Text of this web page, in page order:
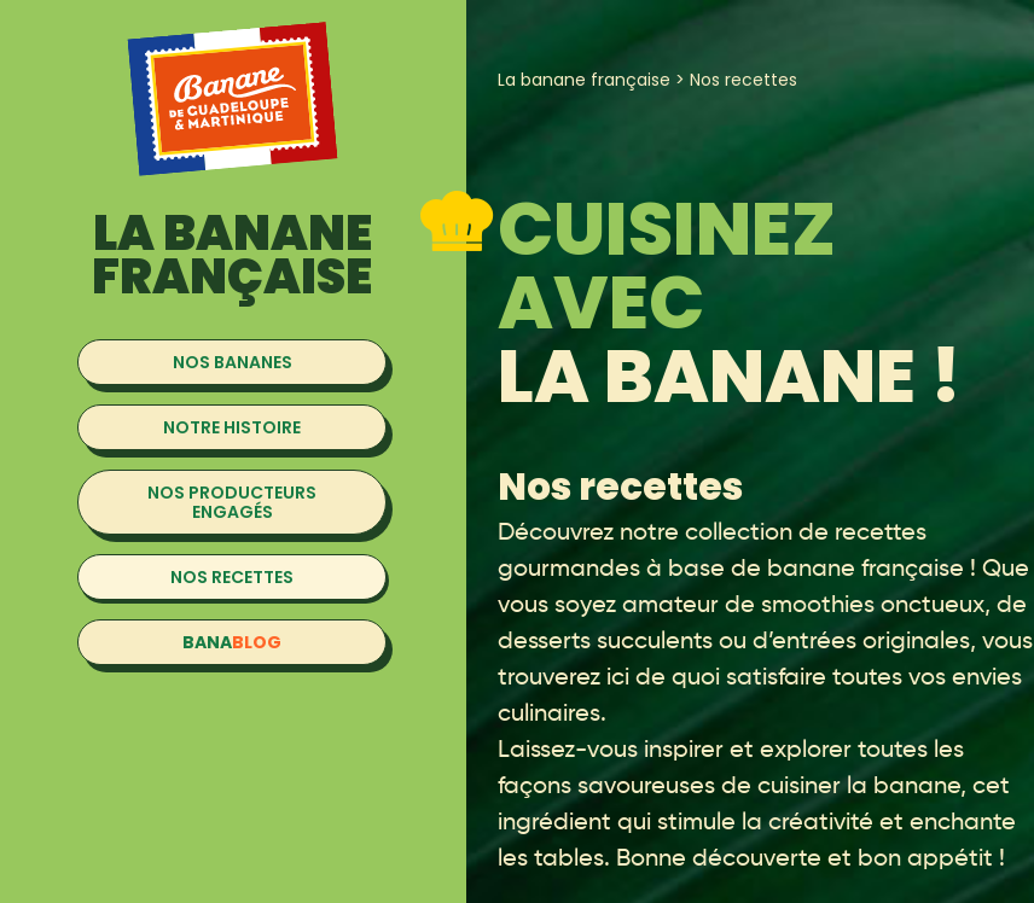
LA BANANE
FRANÇAISE
NOS BANANES
NOTRE HISTOIRE
NOS PRODUCTEURS
ENGAGÉS
NOS RECETTES
BANABLOG
La banane française > Nos recettes
CUISINEZ
AVEC
LA BANANE !
Nos recettes
Découvrez notre collection de recettes
gourmandes à base de banane française ! Que
vous soyez amateur de smoothies onctueux, de
desserts succulents ou d’entrées originales, vous
trouverez ici de quoi satisfaire toutes vos envies
culinaires.
Laissez-vous inspirer et explorer toutes les
façons savoureuses de cuisiner la banane, cet
ingrédient qui stimule la créativité et enchante
les tables. Bonne découverte et bon appétit !